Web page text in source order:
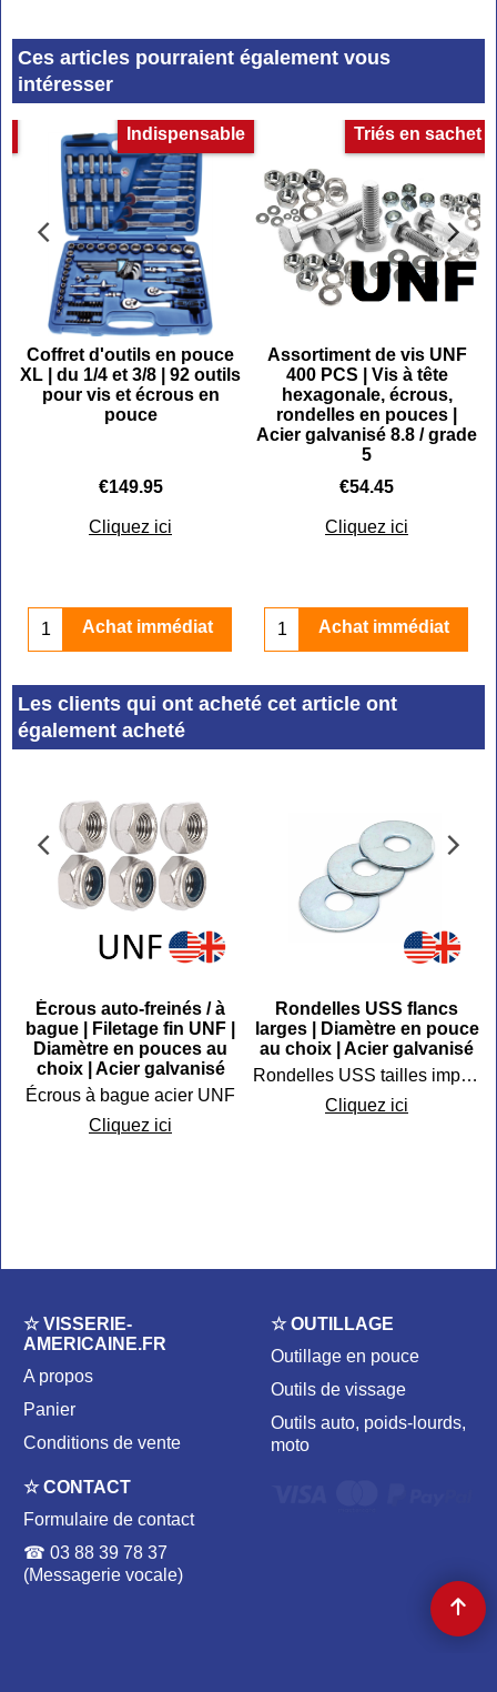
Ces articles pourraient également vous
intéresser
Indispensable
Coffret d'outils en pouce
XL | du 1/4 et 3/8 | 92 outils
pour vis et écrous en
pouce
€149.95
Cliquez ici
Achat immédiat
Triés en sachet
Assortiment de vis UNF
400 PCS | Vis à tête
hexagonale, écrous,
rondelles en pouces |
Acier galvanisé 8.8 / grade
5
€54.45
Cliquez ici
Achat immédiat
Les clients qui ont acheté cet article ont
également acheté
Écrous auto-freinés / à
bague | Filetage fin UNF |
Diamètre en pouces au
choix | Acier galvanisé
Écrous à bague acier UNF
Cliquez ici
Rondelles USS flancs
larges | Diamètre en pouce
au choix | Acier galvanisé
Rondelles USS tailles impériales
Cliquez ici
☆ VISSERIE-
AMERICAINE.FR
A propos
Panier
Conditions de vente
☆ OUTILLAGE
Outillage en pouce
Outils de vissage
Outils auto, poids-lourds,
moto
☆ CONTACT
Formulaire de contact
☎ 03 88 39 78 37
(Messagerie vocale)